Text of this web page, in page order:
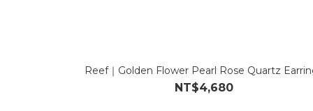
Reef｜Golden Flower Pearl Rose Quartz
NT$4,680